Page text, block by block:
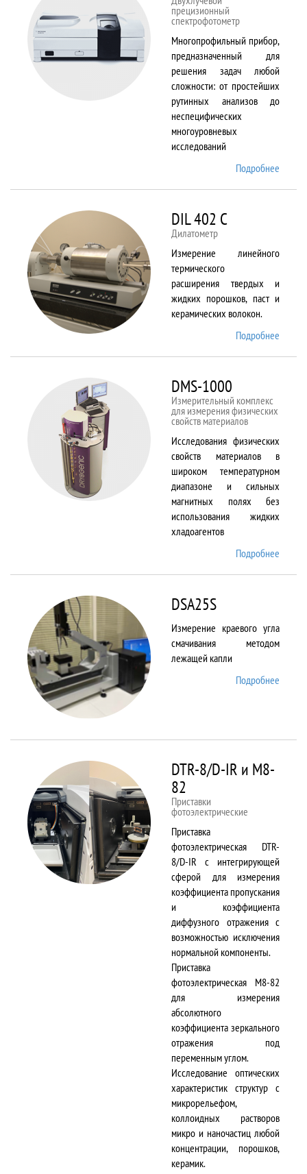
прецизионный
спектрофотометр
Многопрофильный прибор,
предназначенный для
решения задач любой
сложности: от простейших
рутинных анализов до
неспецифических
многоуровневых
исследований
Подробнее
DIL 402 C
Дилатометр
Измерение линейного
термического
расширения твердых и
жидких порошков, паст и
керамических волокон.
Подробнее
DMS-1000
Измерительный комплекс
для измерения физических
свойств материалов
Исследования физических
свойств материалов в
широком температурном
диапазоне и сильных
магнитных полях без
использования жидких
хладоагентов
Подробнее
DSA25S
Измерение краевого угла
смачивания методом
лежащей капли
Подробнее
DTR-8/D-IR и М8-
82
Приставки
фотоэлектрические
Приставка
фотоэлектрическая DTR-
8/D-IR с интегрирующей
сферой для измерения
коэффициента пропускания
и коэффициента
диффузного отражения с
возможностью исключения
нормальной компоненты.
Приставка
фотоэлектрическая М8-82
для измерения
абсолютного
коэффициента зеркального
отражения под
переменным углом.
Исследование оптических
характеристик структур с
микрорельефом,
коллоидных растворов
микро и наночастиц любой
концентрации, порошков,
керамик.